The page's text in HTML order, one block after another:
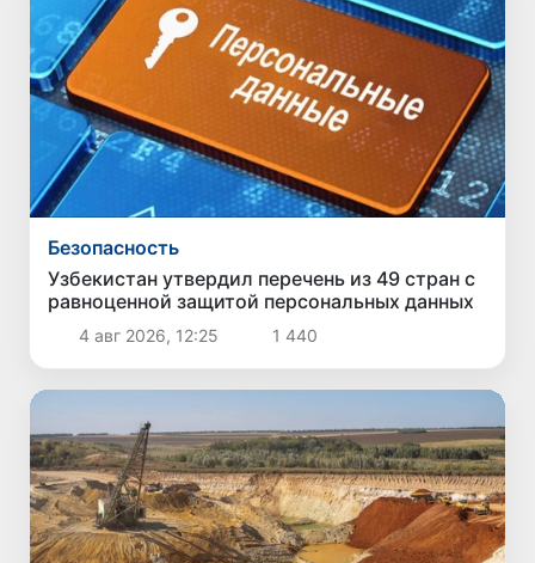
Безопасность
Узбекистан утвердил перечень из 49 стран с
равноценной защитой персональных данных
4 авг 2026, 12:25 1 440